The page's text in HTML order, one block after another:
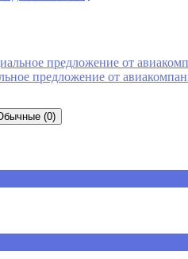
предложение от
предложение от
(0)